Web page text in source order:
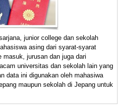
junior college dan sekolah
asing dari syarat-syarat
masuk, jurusan dan juga dari
universitas dan sekolah lain yang
data ini digunakan oleh mahasiwa
maupun sekolah di Jepang untuk